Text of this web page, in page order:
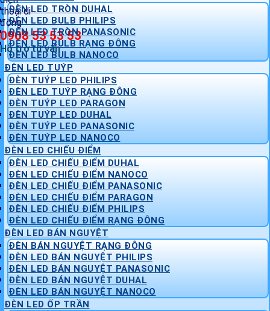
0908 53 53 53
Hỗ trợ tư vấn
ĐÈN LED TRÒN DUHAL
ĐÈN LED BULB PHILIPS
ĐÈN LED TRÒN PANASONIC
ĐÈN LED BULB RẠNG ĐÔNG
ĐÈN LED BULB NANOCO
ĐÈN LED TUÝP
ĐÈN TUÝP LED PHILIPS
ĐÈN LED TUÝP RẠNG ĐÔNG
ĐÈN TUÝP LED PARAGON
ĐÈN TUÝP LED DUHAL
ĐÈN TUÝP LED PANASONIC
ĐÈN TUÝP LED NANOCO
ĐÈN LED CHIẾU ĐIỂM
ĐÈN LED CHIẾU ĐIỂM DUHAL
ĐÈN LED CHIẾU ĐIỂM NANOCO
ĐÈN LED CHIẾU ĐIỂM PANASONIC
ĐÈN LED CHIẾU ĐIỂM PARAGON
ĐÈN LED CHIẾU ĐIỂM PHILIPS
ĐÈN LED CHIẾU ĐIỂM RẠNG ĐÔNG
ĐÈN LED BÁN NGUYỆT
ĐÈN BÁN NGUYỆT RẠNG ĐÔNG
ĐÈN LED BÁN NGUYỆT PHILIPS
ĐÈN LED BÁN NGUYỆT PANASONIC
ĐÈN LED BÁN NGUYỆT DUHAL
ĐÈN LED BÁN NGUYỆT NANOCO
ĐÈN LED ỐP TRẦN